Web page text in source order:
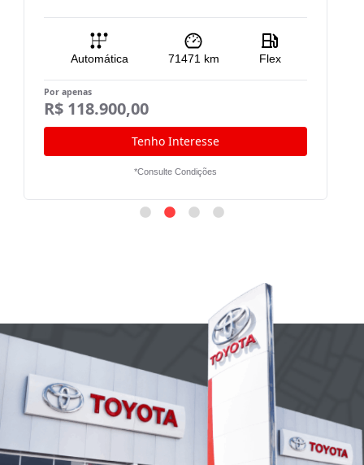
Automática 71471 km Flex
Por apenas
R$ 118.900,00
Tenho Interesse
*Consulte Condições